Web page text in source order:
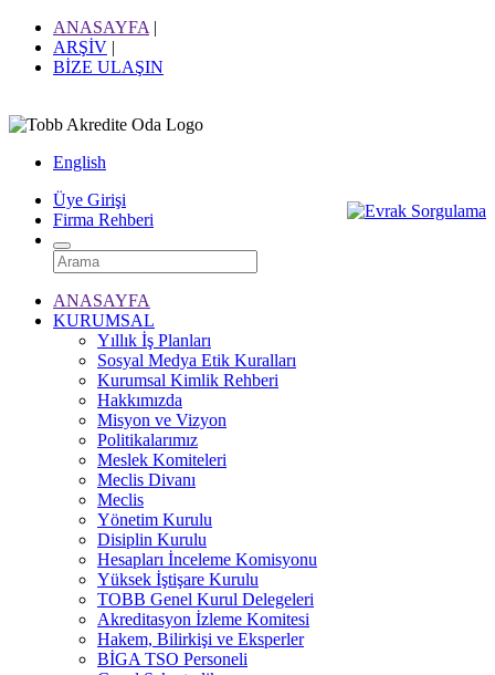
ANASAYFA |
ARŞİV |
BİZE ULAŞIN
English
Üye Girişi
Firma Rehberi
ANASAYFA
KURUMSAL
Yıllık İş Planları
Sosyal Medya Etik Kuralları
Kurumsal Kimlik Rehberi
Hakkımızda
Misyon ve Vizyon
Politikalarımız
Meslek Komiteleri
Meclis Divanı
Meclis
Yönetim Kurulu
Disiplin Kurulu
Hesapları İnceleme Komisyonu
Yüksek İştişare Kurulu
TOBB Genel Kurul Delegeleri
Akreditasyon İzleme Komitesi
Hakem, Bilirkişi ve Eksperler
BİGA TSO Personeli